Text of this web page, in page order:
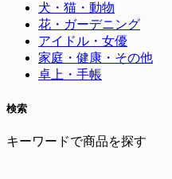
犬・猫・動物
花・ガーデニング
アイドル・女優
家庭・健康・その他
卓上・手帳
検索
キーワードで商品を探す